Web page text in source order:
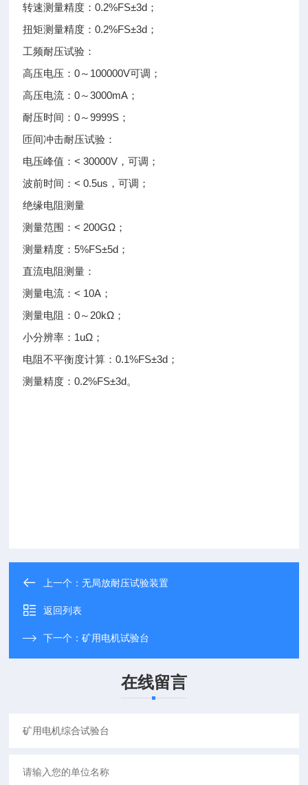
转速测量精度：0.2%FS±3d；
扭矩测量精度：0.2%FS±3d；
工频耐压试验：
高压电压：0～100000V可调；
高压电流：0～3000mA；
耐压时间：0～9999S；
匝间冲击耐压试验：
电压峰值：< 30000V，可调；
波前时间：< 0.5us，可调；
绝缘电阻测量
测量范围：< 200GΩ；
测量精度：5%FS±5d；
直流电阻测量：
测量电流：< 10A；
测量电阻：0～20kΩ；
小分辨率：1uΩ；
电阻不平衡度计算：0.1%FS±3d；
测量精度：0.2%FS±3d。
上一个：无局放耐压试验装置
返回列表
下一个：​矿用电机试验台
在线留言